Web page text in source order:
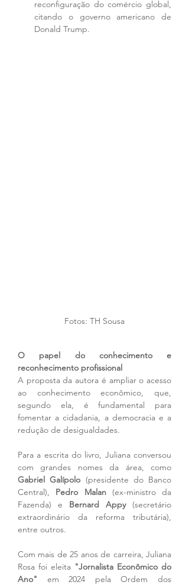
reconfiguração do comércio global,
citando o governo americano de
Donald Trump.
Fotos: TH Sousa
O papel do conhecimento e
reconhecimento profissional
A proposta da autora é ampliar o acesso
ao conhecimento econômico, que,
segundo ela, é fundamental para
fomentar a cidadania, a democracia e a
redução de desigualdades.
Para a escrita do livro, Juliana conversou
Gabriel Galípolo (presidente do Banco
Central), Pedro Malan (ex-ministro da
Fazenda) e Bernard Appy (secretário
extraordinário da reforma tributária),
entre outros.
Com mais de 25 anos de carreira, Juliana
Rosa foi eleita "Jornalista Econômico do
Ano" em 2024 pela Ordem dos